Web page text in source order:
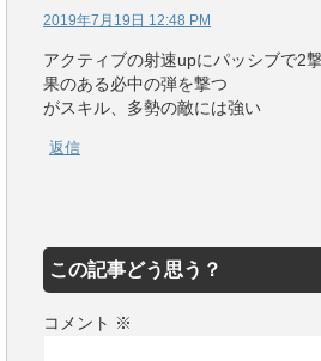
2019年7月19日 12:48 PM
アクティブの射速upにパッシブで2
果のある必中の弾を撃つ
がスキル、多勢の敵には強い
返信
この記事どう思う？
コメント ※